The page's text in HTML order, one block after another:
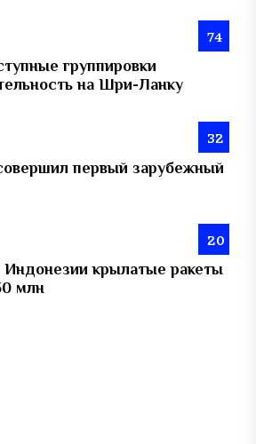
74
группировки
на Шри-Ланку
32
первый зарубежный
20
крылатые ракеты
млн